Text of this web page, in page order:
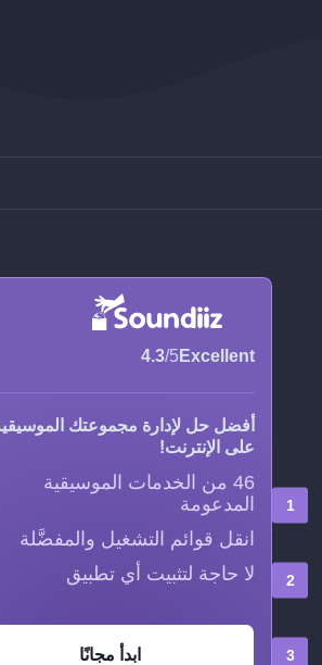
Excellent
4.3/5
أفضل حل لإدارة مجموعتك
على الإنترنت!
46 من الخدمات الموسيقية
المدعومة
انقل قوائم التشغيل والمفضَّلة
لا حاجة لتثبيت أي تطبيق
ابدأ مجانًا